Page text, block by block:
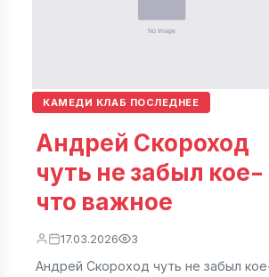
КАМЕДИ КЛАБ ПОСЛЕДНЕЕ
Андрей Скороход
чуть не забыл кое-
что важное
17.03.2026 3
Андрей Скороход чуть не забыл